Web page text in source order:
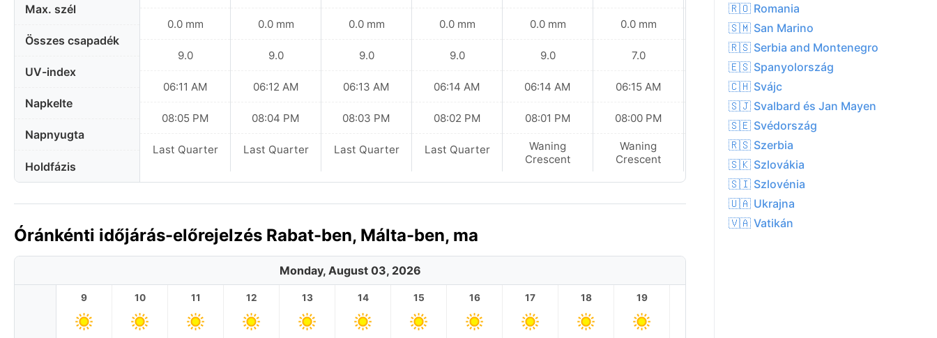
Max. szél
Összes csapadék
UV-index
Napkelte
Napnyugta
Holdfázis
0.0 mm
9.0
06:11 AM
08:05 PM
Last Quarter
0.0 mm
9.0
06:12 AM
08:04 PM
Last Quarter
0.0 mm
9.0
06:13 AM
08:03 PM
Last Quarter
0.0 mm
9.0
06:14 AM
08:02 PM
Last Quarter
0.0 mm
9.0
06:14 AM
08:01 PM
Waning
Crescent
0.0 mm
7.0
06:15 AM
08:00 PM
Waning
Crescent
0.0 mm
8.0
06:16 AM
07:59 PM
Waning
Crescent
Óránkénti időjárás-előrejelzés Rabat-ben, Málta-ben, ma
Monday, August 03, 2026
9 10 11 12 13 14 15 16 17 18 19
🇷🇴 Romania
🇸🇲 San Marino
🇷🇸 Serbia and Montenegro
🇪🇸 Spanyolország
🇨🇭 Svájc
🇸🇯 Svalbard és Jan Mayen
🇸🇪 Svédország
🇷🇸 Szerbia
🇸🇰 Szlovákia
🇸🇮 Szlovénia
🇺🇦 Ukrajna
🇻🇦 Vatikán